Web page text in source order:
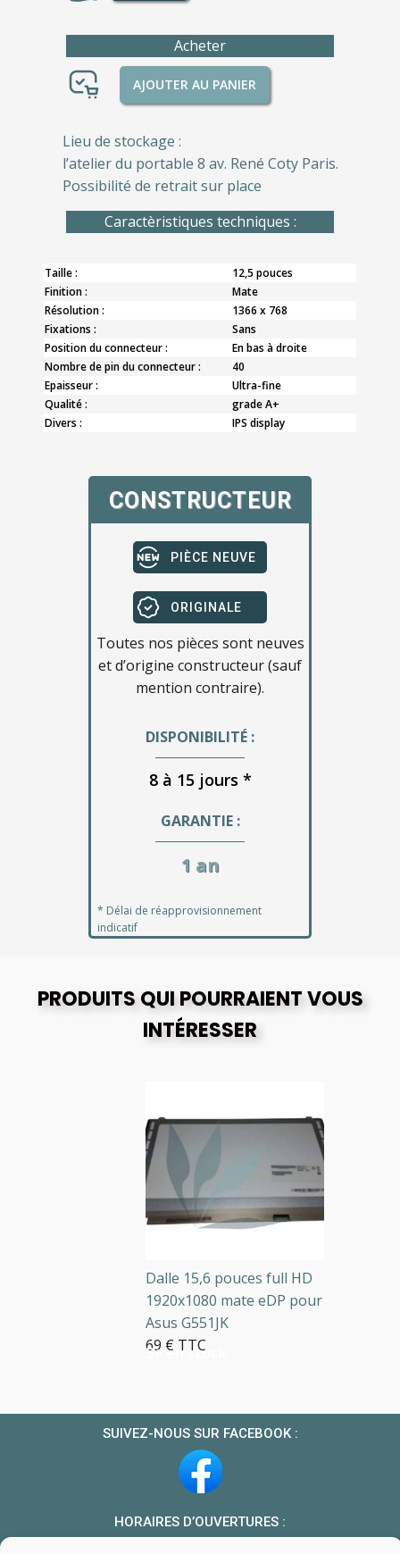
Acheter
AJOUTER AU PANIER
Lieu de stockage :
l’atelier du portable 8 av. René Coty Paris.
Possibilité de retrait sur place
Caractèristiques techniques :
Taille :
12,5 pouces
Finition :
Mate
Résolution :
1366 x 768
Fixations :
Sans
Position du connecteur :
En bas à droite
Nombre de pin du connecteur :
40
Epaisseur :
Ultra-fine
Qualité :
grade A+
Divers :
IPS display
CONSTRUCTEUR
PIÈCE NEUVE
ORIGINALE
Toutes nos pièces sont neuves
et d’origine constructeur (sauf
mention contraire).
DISPONIBILITÉ :
8 à 15 jours *
GARANTIE :
1 an
* Délai de réapprovisionnement
indicatif
PRODUITS QUI POURRAIENT VOUS
INTÉRESSER
5+ en stock
Dalle 15,6 pouces full HD
1920x1080 mate eDP pour
Asus G551JK
69 € TTC
SUIVEZ-NOUS SUR FACEBOOK :
HORAIRES D’OUVERTURES :